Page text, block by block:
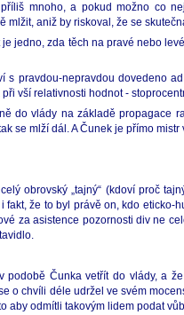
mnoho, a pokud možno co
aniž by riskoval, že se
jedno, zda těch na pravé nebo
pravdou-nepravdou dovedeno
vší relativnosti hodnot -
do vlády na základě propagace
se mlží dál. A Čunek je přímo
obrovský „tajný“ (kdoví proč
že to byl právě on, kdo
za asistence pozornosti div ne
Čunka vetřít do vlády, a
o chvíli déle udržel ve svém
aby odmítli takovým lidem podat